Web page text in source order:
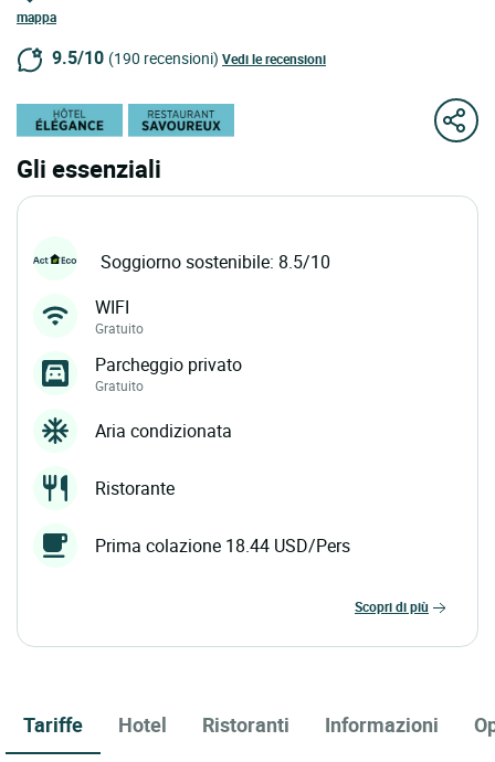
mappa
9.5/10 (190 recensioni) Vedi le recensioni
Gli essenziali
Soggiorno sostenibile: 8.5/10
WIFI
Gratuito
Parcheggio privato
Gratuito
Aria condizionata
Ristorante
Prima colazione 18.44 USD/Pers
scopri di più
Tariffe Hotel Ristoranti Informazioni